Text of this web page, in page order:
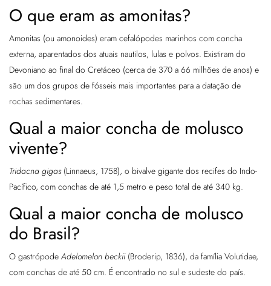
O que eram as amonitas?
Amonitas (ou amonoides) eram cefalópodes marinhos com concha
externa, aparentados dos atuais nautilos, lulas e polvos. Existiram do
Devoniano ao final do Cretáceo (cerca de 370 a 66 milhões de anos) e
são um dos grupos de fósseis mais importantes para a datação de
rochas sedimentares.
Qual a maior concha de molusco
vivente?
Tridacna gigas(Linnaeus, 1758), o bivalve gigante dos recifes do Indo-
Pacífico, com conchas de até 1,5 metro e peso total de até 340 kg.
Qual a maior concha de molusco
do Brasil?
O gastrópode Adelomelon beckii(Broderip, 1836), da família Volutidae,
com conchas de até 50 cm. É encontrado no sul e sudeste do país.